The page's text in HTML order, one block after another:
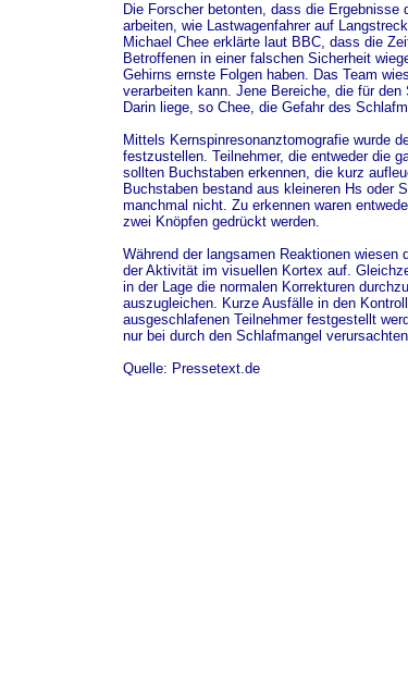
Die Forscher betonten, dass die
arbeiten, wie Lastwagenfahrer auf
Michael Chee erklärte laut BBC, dass die
Betroffenen in einer falschen Sicherheit
Gehirns ernste Folgen haben. Das Team
verarbeiten kann. Jene Bereiche, die für
Darin liege, so Chee, die Gefahr des
Mittels Kernspinresonanztomografie wurde
festzustellen. Teilnehmer, die entweder die
sollten Buchstaben erkennen, die kurz
Buchstaben bestand aus kleineren Hs oder
manchmal nicht. Zu erkennen waren
zwei Knöpfen gedrückt werden.
Während der langsamen Reaktionen
der Aktivität im visuellen Kortex auf.
in der Lage die normalen Korrekturen
auszugleichen. Kurze Ausfälle in den
ausgeschlafenen Teilnehmer festgestellt
nur bei durch den Schlafmangel
Quelle: Pressetext.de